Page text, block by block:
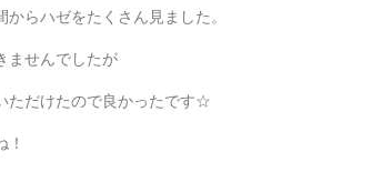
らハゼをたくさん見ました。
ませんでしたが
ただけたので良かったです☆